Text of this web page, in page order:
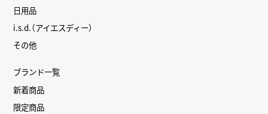
日用品
i.s.d.（アイエスディー）
その他
ブランド一覧
新着商品
限定商品